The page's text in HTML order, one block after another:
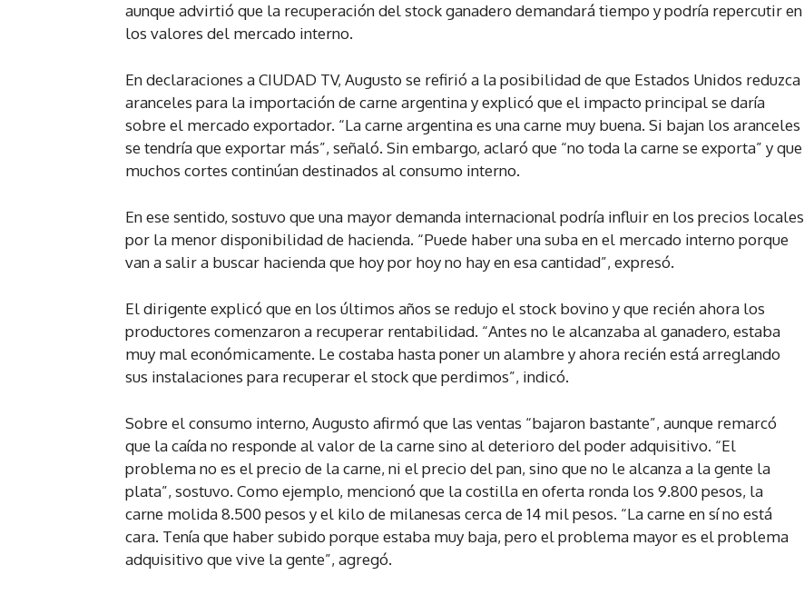
aunque advirtió que la recuperación del stock ganadero demandará tiempo y podría repercutir en
los valores del mercado interno.
En declaraciones a CIUDAD TV, Augusto se refirió a la posibilidad de que Estados Unidos reduzca
aranceles para la importación de carne argentina y explicó que el impacto principal se daría
sobre el mercado exportador. “La carne argentina es una carne muy buena. Si bajan los aranceles
se tendría que exportar más”, señaló. Sin embargo, aclaró que “no toda la carne se exporta” y que
muchos cortes continúan destinados al consumo interno.
En ese sentido, sostuvo que una mayor demanda internacional podría influir en los precios locales
por la menor disponibilidad de hacienda. “Puede haber una suba en el mercado interno porque
van a salir a buscar hacienda que hoy por hoy no hay en esa cantidad”, expresó.
El dirigente explicó que en los últimos años se redujo el stock bovino y que recién ahora los
productores comenzaron a recuperar rentabilidad. “Antes no le alcanzaba al ganadero, estaba
muy mal económicamente. Le costaba hasta poner un alambre y ahora recién está arreglando
sus instalaciones para recuperar el stock que perdimos”, indicó.
Sobre el consumo interno, Augusto afirmó que las ventas “bajaron bastante”, aunque remarcó
que la caída no responde al valor de la carne sino al deterioro del poder adquisitivo. “El
problema no es el precio de la carne, ni el precio del pan, sino que no le alcanza a la gente la
plata”, sostuvo. Como ejemplo, mencionó que la costilla en oferta ronda los 9.800 pesos, la
carne molida 8.500 pesos y el kilo de milanesas cerca de 14 mil pesos. “La carne en sí no está
cara. Tenía que haber subido porque estaba muy baja, pero el problema mayor es el problema
adquisitivo que vive la gente”, agregó.